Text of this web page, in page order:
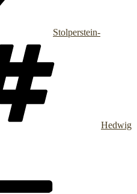
Stolperstein-
Hedwig